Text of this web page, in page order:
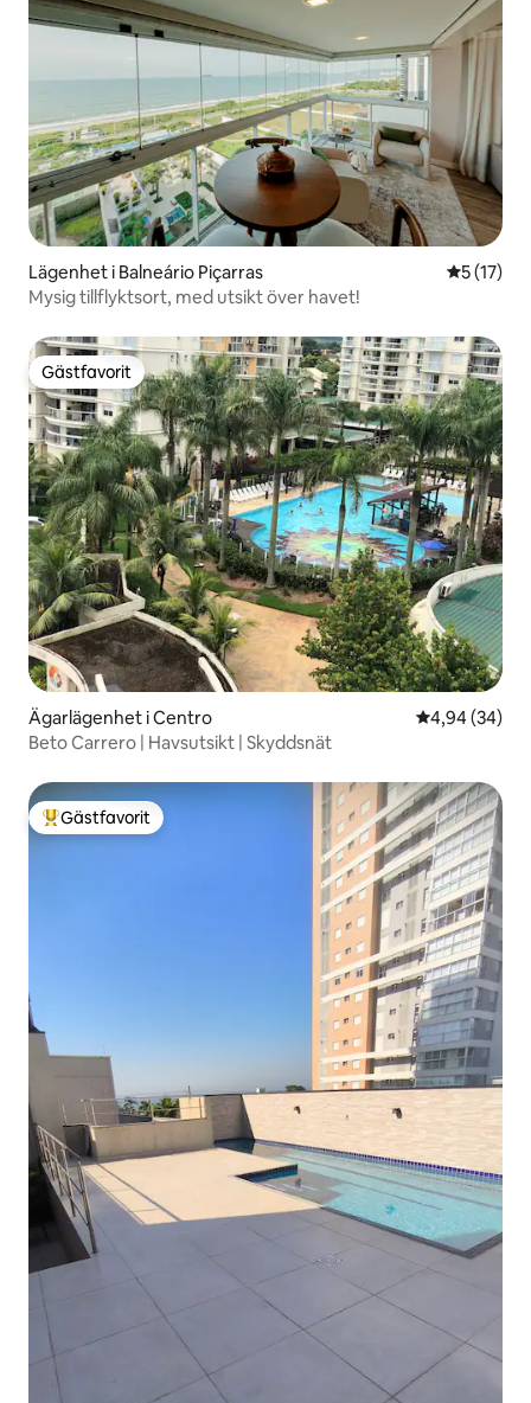
Lägenhet i Balneário Piçarras 5 av 5 i
5 (17)
Mysig tillflyktsort, med utsikt över havet!
Gästfavorit
Gästfavorit
Ägarlägenhet i Centro 4,94 av 5 i
4,94 (34)
Beto Carrero | Havsutsikt | Skyddsnät
Populär gästfavorit
Gästfavorit